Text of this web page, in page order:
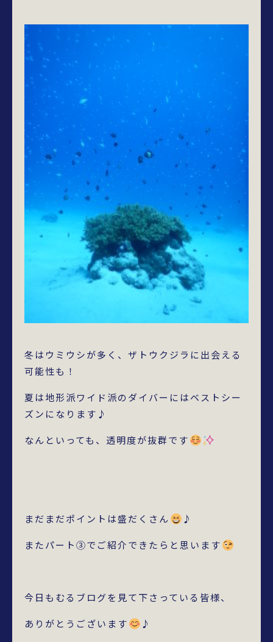
冬はウミウシが多く、ザトウクジラに出会える
可能性も！
夏は地形派ワイド派のダイバーにはベストシー
ズンになります♪
なんといっても、透明度が抜群です
まだまだポイントは盛だくさん ♪
またパート③でご紹介できたらと思います
今日もむるブログを見て下さっている皆様、
ありがとうございます ♪